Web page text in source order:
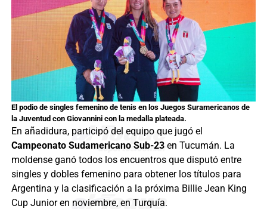
El podio de singles femenino de tenis en los Juegos Suramericanos de
la Juventud con Giovannini con la medalla plateada.
En añadidura, participó del equipo que jugó el
Campeonato Sudamericano Sub-23en Tucumán. La
moldense ganó todos los encuentros que disputó entre
singles y dobles femenino para obtener los títulos para
Argentina y la clasificación a la próxima Billie Jean King
Cup Junior en noviembre, en Turquía.